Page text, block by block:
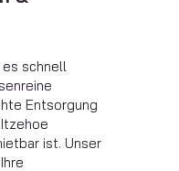
es schnell
Entsorgung
ist. Unser